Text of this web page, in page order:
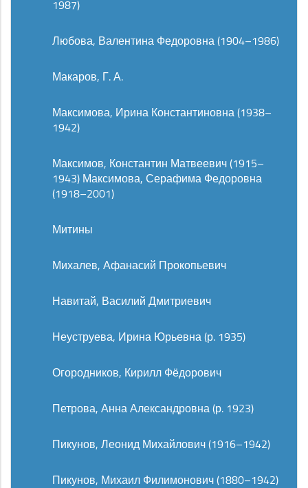
1987)
Любова, Валентина Федоровна (1904–1986)
Макаров, Г. А.
Максимова, Ирина Константиновна (1938–
1942)
Максимов, Константин Матвеевич (1915–
1943) Максимова, Серафима Федоровна
(1918–2001)
Митины
Михалев, Афанасий Прокопьевич
Навитай, Василий Дмитриевич
Неуструева, Ирина Юрьевна (р. 1935)
Огородников, Кирилл Фёдорович
Петрова, Анна Александровна (р. 1923)
Пикунов, Леонид Михайлович (1916–1942)
Пикунов, Михаил Филимонович (1880–1942)